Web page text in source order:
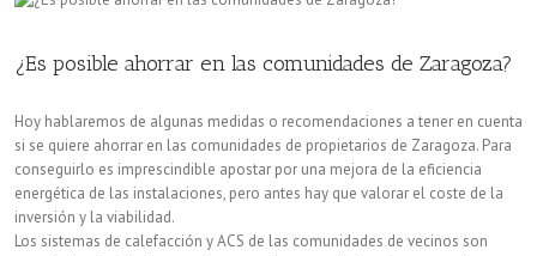
la
Zaragoza
de
eficiente
¿Es posible ahorrar en las comunidades de Zaragoza?
Hoy hablaremos de algunas medidas o recomendaciones a tener en cuenta
si se quiere ahorrar en las comunidades de propietarios de Zaragoza. Para
conseguirlo es imprescindible apostar por una mejora de la eficiencia
energética de las instalaciones, pero antes hay que valorar el coste de la
inversión y la viabilidad.
Los sistemas de calefacción y ACS de las comunidades de vecinos son